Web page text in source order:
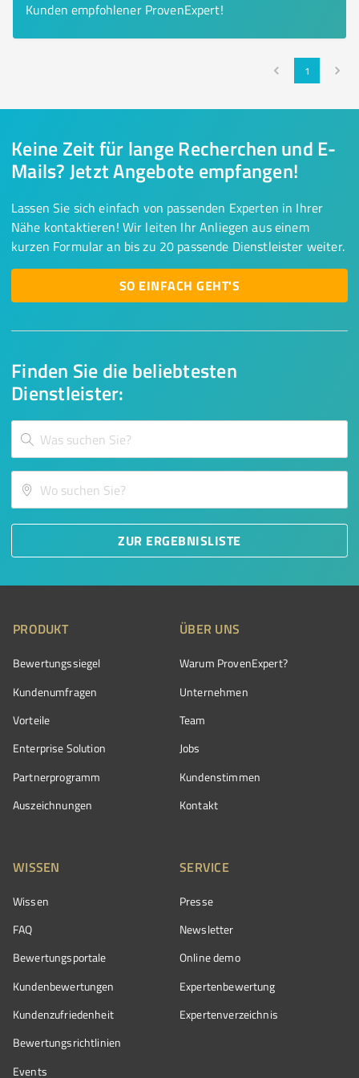
Kunden empfohlener ProvenExpert!
1
Finden Sie die beliebtesten
Dienstleister:
ZUR ERGEBNISLISTE
Keine Zeit für lange Recherchen und E-
Mails? Jetzt Angebote empfangen!
Lassen Sie sich einfach von passenden Experten in Ihrer
Nähe kontaktieren! Wir leiten Ihr Anliegen aus einem
kurzen Formular an bis zu 20 passende Dienstleister weiter.
SO EINFACH GEHT'S
PRODUKT
Bewertungssiegel
Kundenumfragen
Vorteile
Enterprise Solution
Partnerprogramm
Auszeichnungen
ÜBER UNS
Warum ProvenExpert?
Unternehmen
Team
Jobs
Kundenstimmen
Kontakt
WISSEN
Wissen
FAQ
Bewertungsportale
Kundenbewertungen
Kundenzufriedenheit
Bewertungs­richtlinien
Events
SERVICE
Presse
Newsletter
Online demo
Expertenbewertung
Expertenverzeichnis